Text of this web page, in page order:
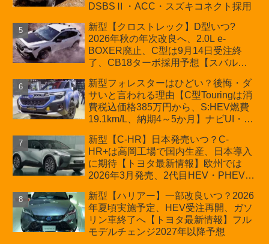
DSBSⅡ・ACC・スズキコネクト採用
新型【クロストレック】D型いつ?
2026年秋の年次改良へ、2.0L e-
BOXER廃止、C型は9月14日受注終
了、CB18ターボ採用予想【スバル最
新型フォレスターはひどい？後悔・ダ
サいと言われる理由【C型Touringは消
費税込価格385万円から、S:HEV燃費
19.1km/L、納期4～5か月】ナビUI・冬
カーオブザイヤーとJNCAP大賞受賞後
も残る注意点
新型【C-HR】日本発売いつ？C-
HR+は高岡工場で国内生産、日本導入
に期待【トヨタ最新情報】欧州では
2026年3月発売、2代目HEV・PHEVは
新型【ハリアー】一部改良いつ？2026
年夏頃実施予定、HEV受注再開、ガソ
リン車終了へ【トヨタ最新情報】フル
モデルチェンジ2027年以降予想